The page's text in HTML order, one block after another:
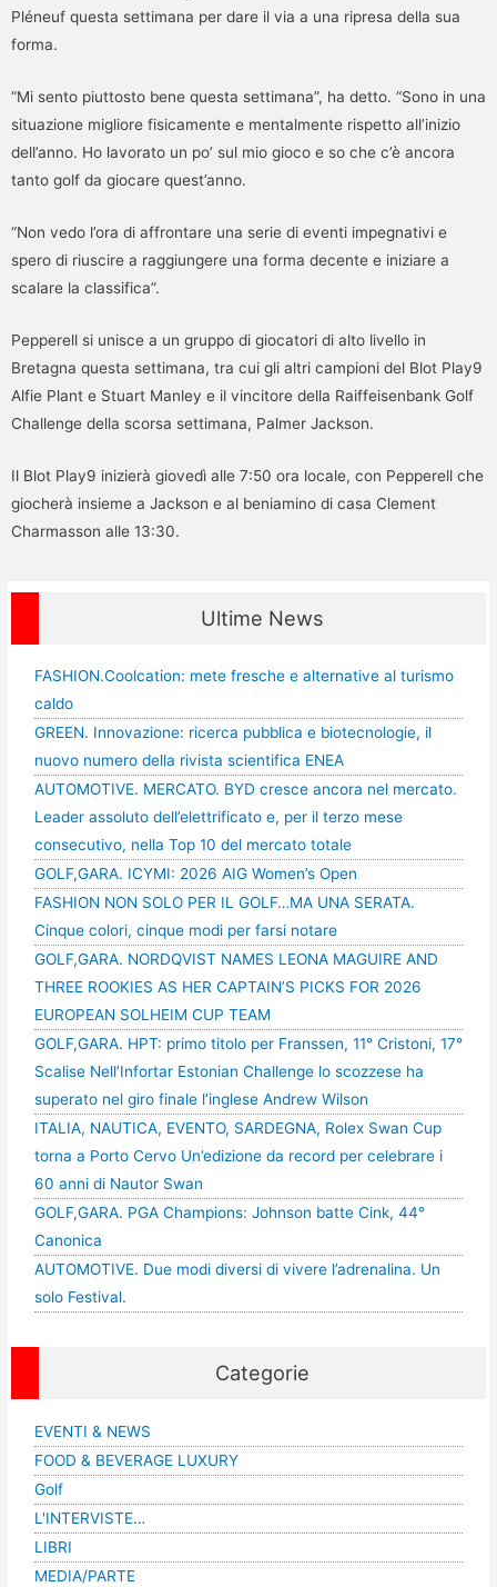
Pléneuf questa settimana per dare il via a una ripresa della sua
forma.
“Mi sento piuttosto bene questa settimana”, ha detto. “Sono in una
situazione migliore fisicamente e mentalmente rispetto all’inizio
dell’anno. Ho lavorato un po’ sul mio gioco e so che c’è ancora
tanto golf da giocare quest’anno.
“Non vedo l’ora di affrontare una serie di eventi impegnativi e
spero di riuscire a raggiungere una forma decente e iniziare a
scalare la classifica”.
Pepperell si unisce a un gruppo di giocatori di alto livello in
Bretagna questa settimana, tra cui gli altri campioni del Blot Play9
Alfie Plant e Stuart Manley e il vincitore della Raiffeisenbank Golf
Challenge della scorsa settimana, Palmer Jackson.
Il Blot Play9 inizierà giovedì alle 7:50 ora locale, con Pepperell che
giocherà insieme a Jackson e al beniamino di casa Clement
Charmasson alle 13:30.
Ultime News
FASHION.Coolcation: mete fresche e alternative al turismo
caldo
GREEN. Innovazione: ricerca pubblica e biotecnologie, il
nuovo numero della rivista scientifica ENEA
AUTOMOTIVE. MERCATO. BYD cresce ancora nel mercato.
Leader assoluto dell’elettrificato e, per il terzo mese
consecutivo, nella Top 10 del mercato totale
GOLF,GARA. ICYMI: 2026 AIG Women’s Open
FASHION NON SOLO PER IL GOLF…MA UNA SERATA.
Cinque colori, cinque modi per farsi notare
GOLF,GARA. NORDQVIST NAMES LEONA MAGUIRE AND
THREE ROOKIES AS HER CAPTAIN’S PICKS FOR 2026
EUROPEAN SOLHEIM CUP TEAM
GOLF,GARA. HPT: primo titolo per Franssen, 11° Cristoni, 17°
Scalise Nell’Infortar Estonian Challenge lo scozzese ha
superato nel giro finale l’inglese Andrew Wilson
ITALIA, NAUTICA, EVENTO, SARDEGNA, Rolex Swan Cup
torna a Porto Cervo Un’edizione da record per celebrare i
60 anni di Nautor Swan
GOLF,GARA. PGA Champions: Johnson batte Cink, 44°
Canonica
AUTOMOTIVE. Due modi diversi di vivere l’adrenalina. Un
solo Festival.
Categorie
EVENTI & NEWS
FOOD & BEVERAGE LUXURY
Golf
L'INTERVISTE…
LIBRI
MEDIA/PARTE